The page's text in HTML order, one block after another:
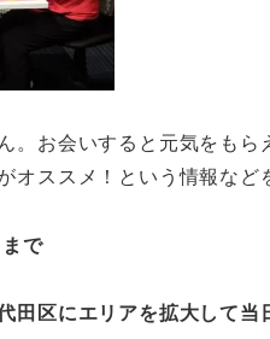
お会いすると元気をもら
ススメ！という情報など
で
田区にエリアを拡大して